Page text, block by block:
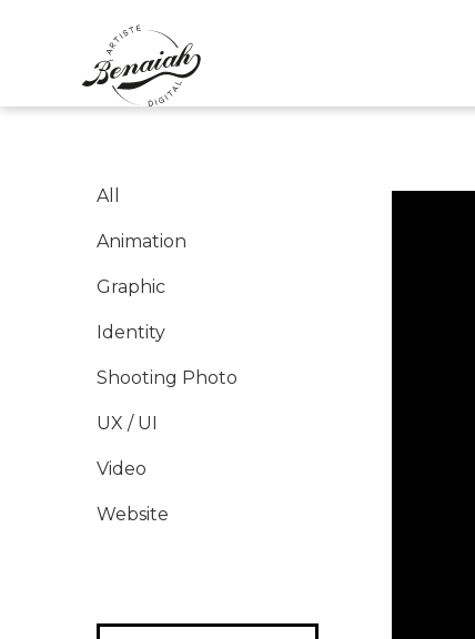
All
Animation
Graphic
Identity
Shooting Photo
UX / UI
Video
Website